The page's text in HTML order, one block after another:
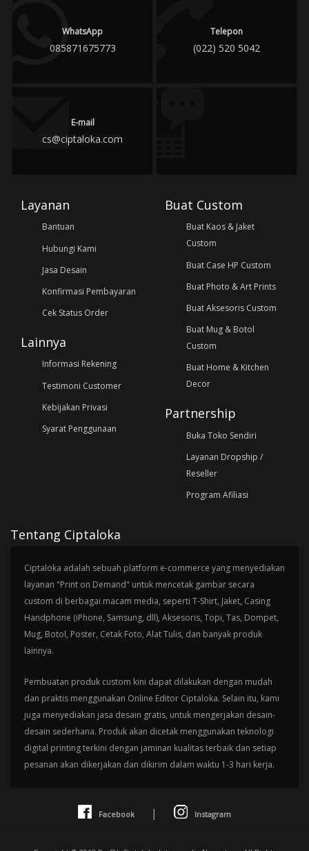
WhatsApp
085871675773
Telepon
(022) 520 5042
E-mail
cs@ciptaloka.com
Layanan
Bantuan
Hubungi Kami
Jasa Desain
Konfirmasi Pembayaran
Cek Status Order
Lainnya
Informasi Rekening
Testimoni Customer
Kebijakan Privasi
Syarat Penggunaan
Buat Custom
Buat Kaos & Jaket
Custom
Buat Case HP Custom
Buat Photo & Art Prints
Buat Aksesoris Custom
Buat Mug & Botol
Custom
Buat Home & Kitchen
Decor
Partnership
Buka Toko Sendiri
Layanan Dropship /
Reseller
Program Afiliasi
Tentang Ciptaloka
Ciptaloka adalah sebuah platform e-commerce yang menyediakan
layanan "Print on Demand" untuk mencetak gambar secara
custom di berbagai macam media, seperti T-Shirt, Jaket, Casing
Handphone (iPhone, Samsung, dll), Aksesoris, Topi, Tas, Dompet,
Mug, Botol, Poster, Cetak Foto, Alat Tulis, dan banyak produk
lainnya.
Pembuatan produk custom kini dapat dilakukan dengan mudah
dan praktis menggunakan Online Editor Ciptaloka. Selain itu, kami
juga menyediakan jasa desain gratis, untuk mengerjakan desain-
desain sederhana. Produk akan dicetak menggunakan teknologi
digital printing terkini dengan jaminan kualitas terbaik dan setiap
pesanan akan dikerjakan dan dikirim dalam waktu 1-3 hari kerja.
Facebook | Instagram